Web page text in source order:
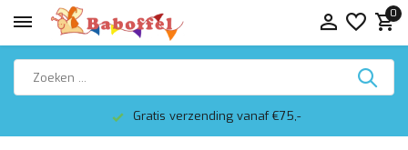
0
Gratis verzending vanaf €75,-